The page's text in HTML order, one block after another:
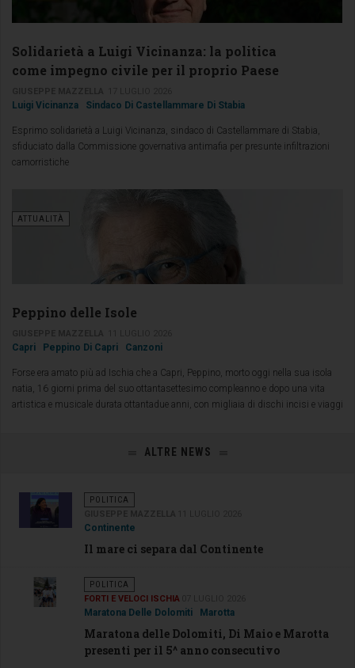
Solidarietà a Luigi Vicinanza: la politica
come impegno civile per il proprio Paese
Luigi Vicinanza Sindaco Di Castellammare Di Stabia
Esprimo solidarietà a Luigi Vicinanza, sindaco di Castellammare di Stabia,
sfiduciato dalla Commissione governativa antimafia per presunte infiltrazioni
camorristiche
ATTUALITÀ
Peppino delle Isole
Capri Peppino Di Capri Canzoni
Forse era amato più ad Ischia che a Capri, Peppino, morto oggi nella sua isola
natia, 16 giorni prima del suo ottantasettesimo compleanno e dopo una vita
artistica e musicale durata ottantadue anni, con migliaia di dischi incisi e viaggi
ALTRE NEWS
POLITICA
Continente
Il mare ci separa dal Continente
POLITICA
FORTI E VELOCI ISCHIA
Maratona Delle Dolomiti Marotta
Maratona delle Dolomiti, Di Maio e Marotta
presenti per il 5^ anno consecutivo